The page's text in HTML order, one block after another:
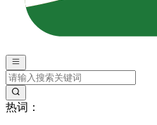
热词：